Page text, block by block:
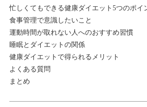
忙しくてもできる健康ダイエット5つのポイ
食事管理で意識したいこと
運動時間が取れない人へのおすすめ習慣
睡眠とダイエットの関係
健康ダイエットで得られるメリット
よくある質問
まとめ